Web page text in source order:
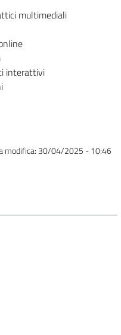
multimediali
interattivi
modifica: 30/04/2025 - 10:46